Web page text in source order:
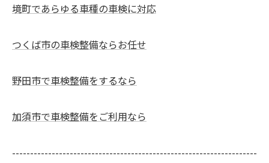
境町であらゆる車種の車検に対応
つくば市の車検整備ならお任せ
野田市で車検整備をするなら
加須市で車検整備をご利用なら
--------------------------------------------------------------------